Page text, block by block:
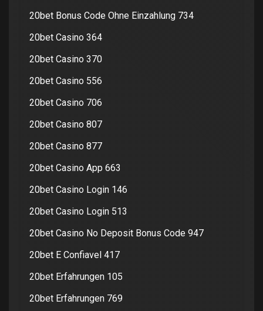
20bet Bonus Code Ohne Einzahlung 734
20bet Casino 364
20bet Casino 370
20bet Casino 556
20bet Casino 706
20bet Casino 807
20bet Casino 877
20bet Casino App 663
20bet Casino Login 146
20bet Casino Login 513
20bet Casino No Deposit Bonus Code 947
20bet E Confiavel 417
20bet Erfahrungen 105
20bet Erfahrungen 769